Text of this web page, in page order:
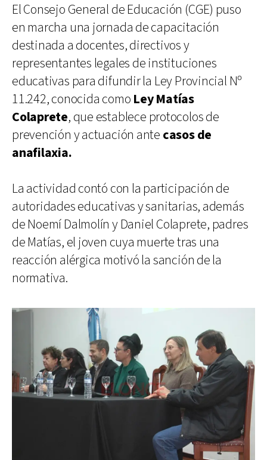
El Consejo General de Educación (CGE) puso
en marcha una jornada de capacitación
destinada a docentes, directivos y
representantes legales de instituciones
educativas para difundir la Ley Provincial Nº
11.242, conocida como Ley Matías
Colaprete, que establece protocolos de
prevención y actuación ante casos de
anafilaxia.
La actividad contó con la participación de
autoridades educativas y sanitarias, además
de Noemí Dalmolín y Daniel Colaprete, padres
de Matías, el joven cuya muerte tras una
reacción alérgica motivó la sanción de la
normativa.